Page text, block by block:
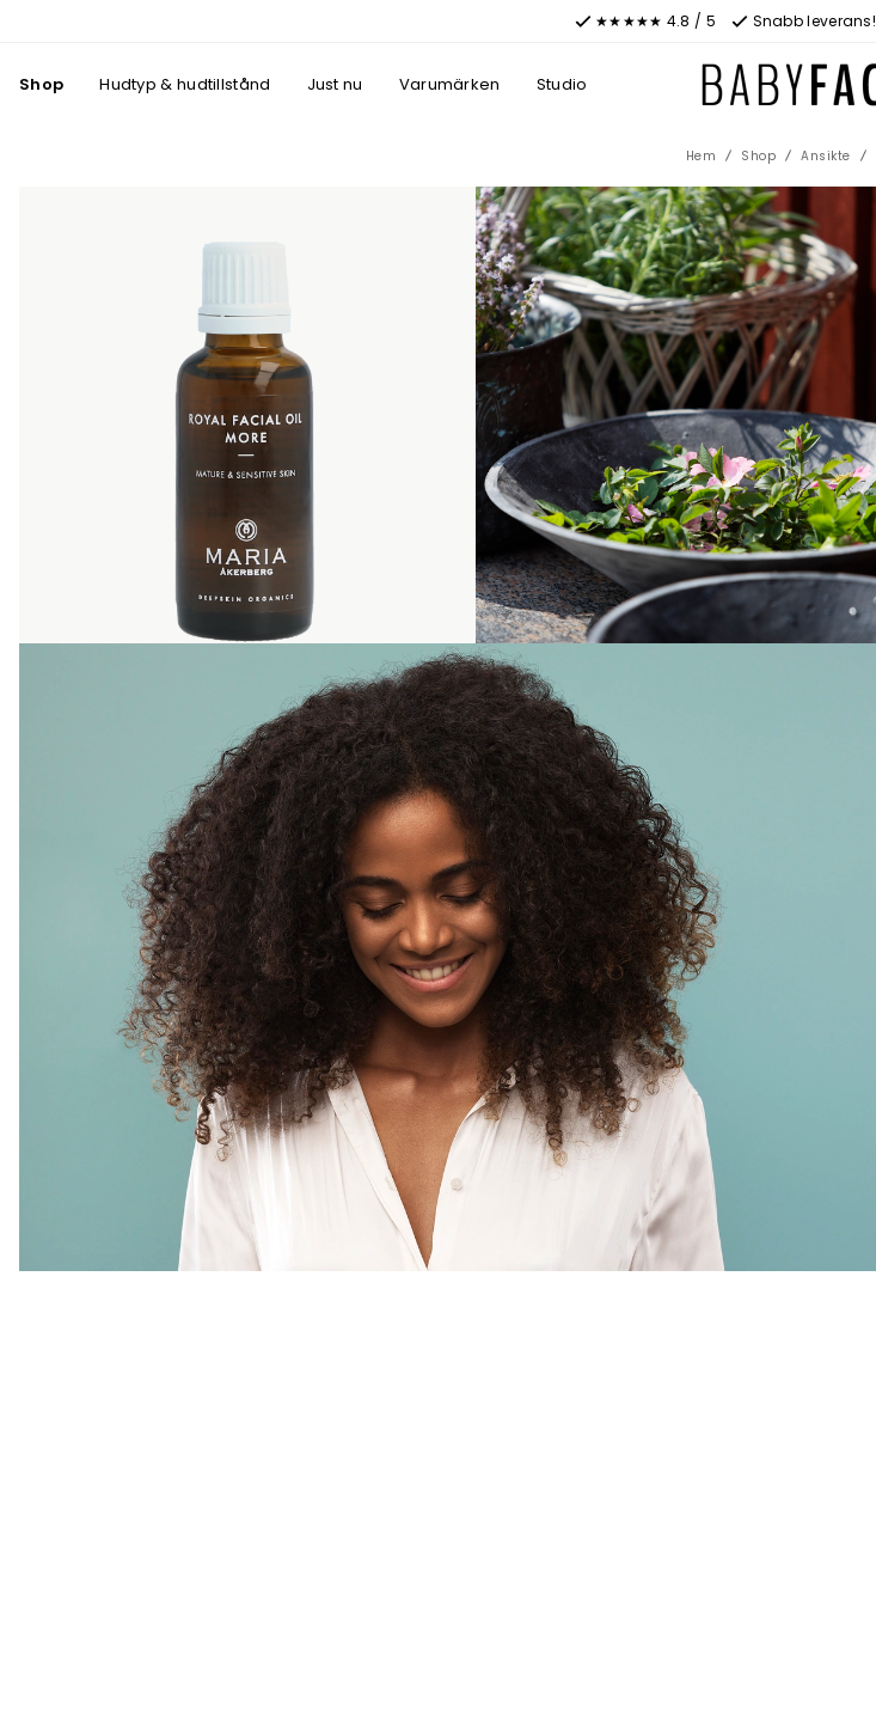
★★★★★ 4.8 / 5 Snabb leverans!
Shop Hudtyp & hudtillstånd Just nu Varumärken Studio
Hem Shop Ansikte